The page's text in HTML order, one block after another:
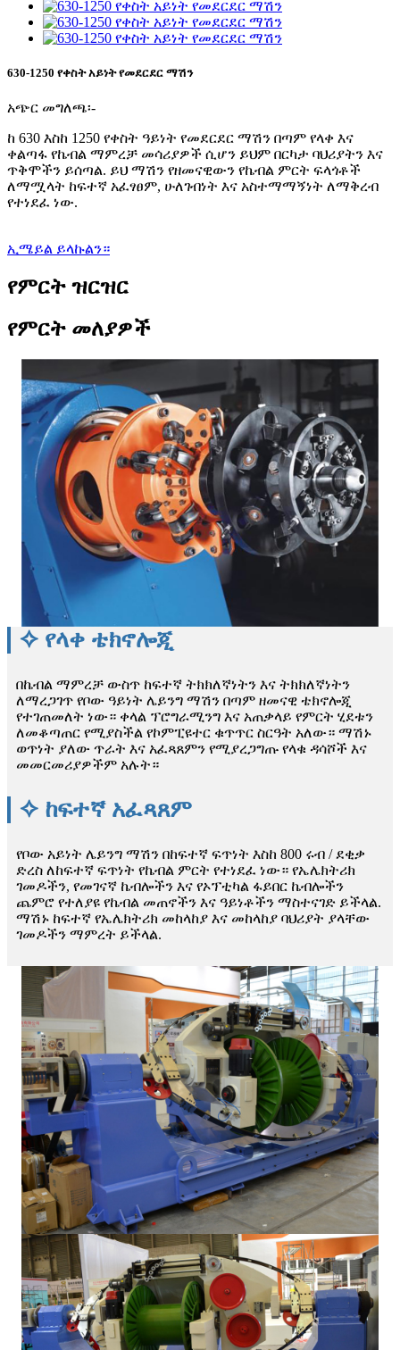
630-1250 የቀስት አይነት የመደርደር ማሽን
አጭር መግለጫ፡-
ከ 630 እስከ 1250 የቀስት ዓይነት የመደርደር ማሽን በጣም የላቀ እና
ቀልጣፋ የኬብል ማምረቻ መሳሪያዎች ሲሆን ይህም በርካታ ባህሪያትን እና
ጥቅሞችን ይሰጣል. ይህ ማሽን የዘመናዊውን የኬብል ምርት ፍላጎቶች
ለማሟላት ከፍተኛ አፈፃፀም, ሁለገብነት እና አስተማማኝነት ለማቅረብ
የተነደፈ ነው.
ኢሜይል ይላኩልን።
የምርት ዝርዝር
የምርት መለያዎች
✧ የላቀ ቴክኖሎጂ
በኬብል ማምረቻ ውስጥ ከፍተኛ ትክክለኛነትን እና ትክክለኛነትን
ለማረጋገጥ የቦው ዓይነት ሌይንግ ማሽን በጣም ዘመናዊ ቴክኖሎጂ
የተገጠመለት ነው። ቀላል ፕሮግራሚንግ እና አጠቃላይ የምርት ሂደቱን
ለመቆጣጠር የሚያስችል የኮምፒዩተር ቁጥጥር ስርዓት አለው። ማሽኑ
ወጥነት ያለው ጥራት እና አፈጻጸምን የሚያረጋግጡ የላቁ ዳሳሾች እና
መመርመሪያዎችም አሉት።
✧ ከፍተኛ አፈጻጸም
የቦው አይነት ሌይንግ ማሽን በከፍተኛ ፍጥነት እስከ 800 ሩብ / ደቂቃ
ድረስ ለከፍተኛ ፍጥነት የኬብል ምርት የተነደፈ ነው። የኤሌክትሪክ
ገመዶችን, የመገናኛ ኬብሎችን እና የኦፕቲካል ፋይበር ኬብሎችን
ጨምሮ የተለያዩ የኬብል መጠኖችን እና ዓይነቶችን ማስተናገድ ይችላል.
ማሽኑ ከፍተኛ የኤሌክትሪክ መከላከያ እና መከላከያ ባህሪያት ያላቸው
ገመዶችን ማምረት ይችላል.